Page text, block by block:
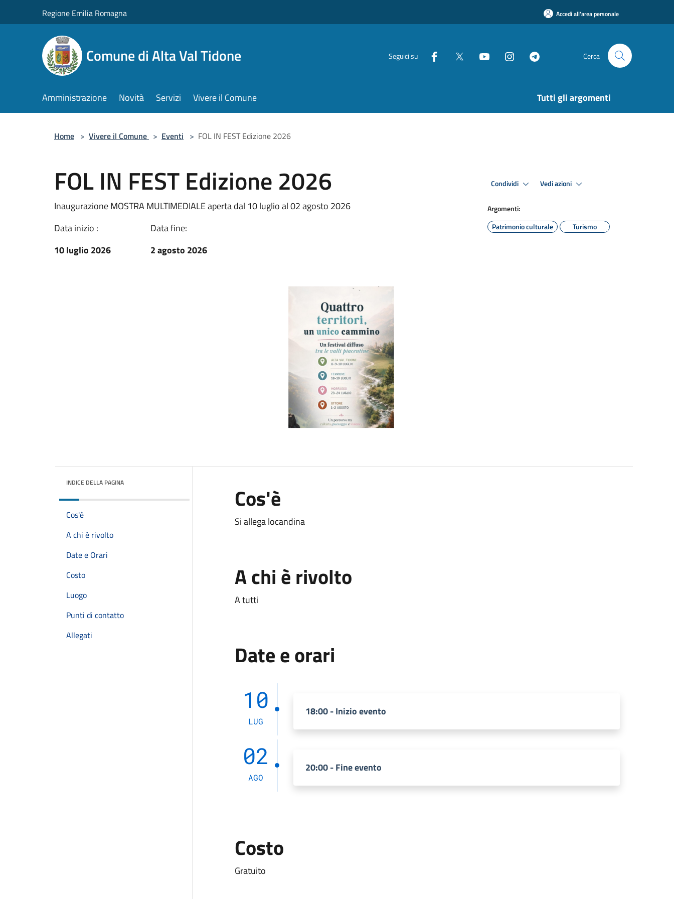
Regione Emilia Romagna Accedi all'area personale
Comune di Alta Val Tidone Seguici su Cerca
Amministrazione Novità Servizi Vivere il Comune Tutti gli argomenti
Home > Vivere il Comune > Eventi > FOL IN FEST Edizione 2026
FOL IN FEST Edizione 2026
Inaugurazione MOSTRA MULTIMEDIALE aperta dal 10 luglio al 02 agosto 2026
Data inizio :
10 luglio 2026
Data fine:
2 agosto 2026
Condividi Vedi azioni
Argomenti:
Patrimonio culturale
Turismo
INDICE DELLA PAGINA
Cos'è
A chi è rivolto
Date e Orari
Costo
Luogo
Punti di contatto
Allegati
Cos'è
Si allega locandina
A chi è rivolto
A tutti
Date e orari
10
LUG
18:00 - Inizio evento
02
AGO
20:00 - Fine evento
Costo
Gratuito